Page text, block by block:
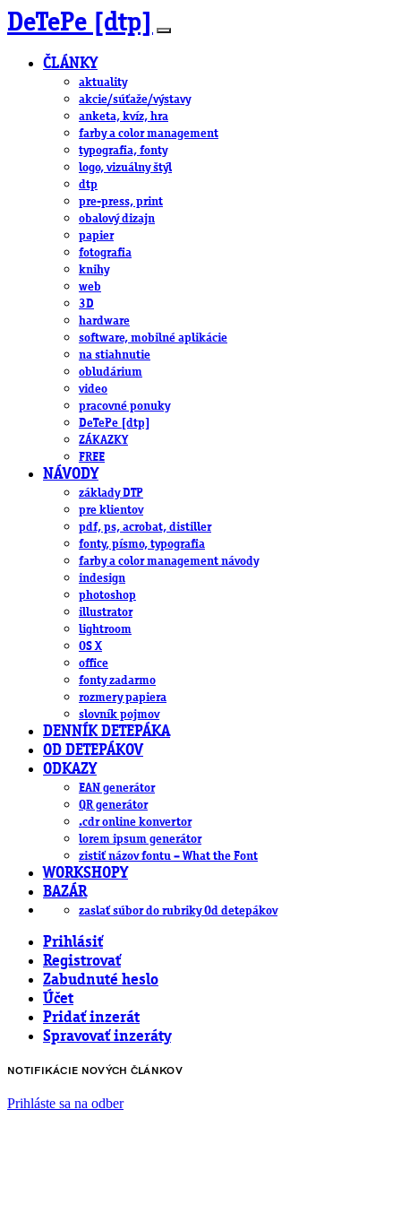
DeTePe [dtp]
ČLÁNKY
aktuality
akcie/súťaže/výstavy
anketa, kvíz, hra
farby a color management
typografia, fonty
logo, vizuálny štýl
dtp
pre-press, print
obalový dizajn
papier
fotografia
knihy
web
3D
hardware
software, mobilné aplikácie
na stiahnutie
obludárium
video
pracovné ponuky
DeTePe [dtp]
ZÁKAZKY
FREE
NÁVODY
základy DTP
pre klientov
pdf, ps, acrobat, distiller
fonty, písmo, typografia
farby a color management návody
indesign
photoshop
illustrator
lightroom
OS X
office
fonty zadarmo
rozmery papiera
slovník pojmov
DENNÍK DETEPÁKA
OD DETEPÁKOV
ODKAZY
EAN generátor
QR generátor
.cdr online konvertor
lorem ipsum generátor
zistiť názov fontu – What the Font
WORKSHOPY
BAZÁR
zaslať súbor do rubriky Od detepákov
Prihlásiť
Registrovať
Zabudnuté heslo
Účet
Pridať inzerát
Spravovať inzeráty
NOTIFIKÁCIE NOVÝCH ČLÁNKOV
Prihláste sa na odber